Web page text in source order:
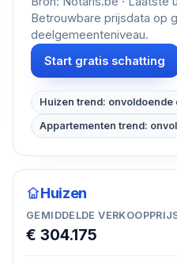
Betrouwbare prijsdata op
deelgemeenteniveau.
Start gratis schatting
Huizen trend: onvoldoende
Appartementen trend:
Huizen
GEMIDDELDE
€ 304.175